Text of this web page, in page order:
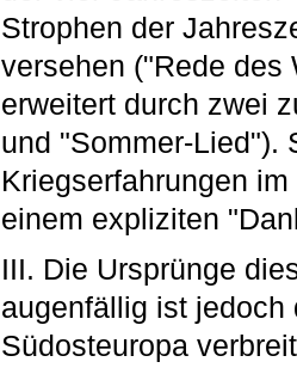
Strophen der
versehen ("Rede des
erweitert durch zwei
und "Sommer-Lied").
Kriegserfahrungen
einem expliziten
III. Die Ursprünge
augenfällig ist
Südosteuropa